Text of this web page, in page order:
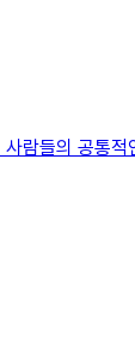
들의 공통